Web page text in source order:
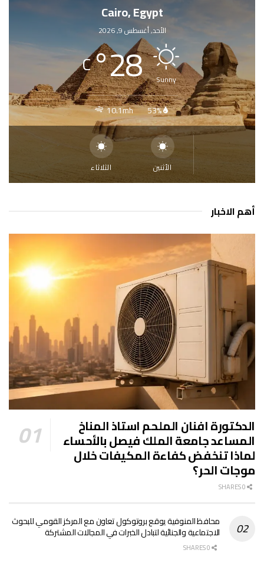
Cairo, Egypt
الأحد, أغسطس 9, 2026
Sunny
28
°
C
53%
10.1mh
الأثنين الثلاثاء
أهم الاخبار
الدكتورة افنان الملحم استاذ المناخ
المساعد جامعة الملك فيصل بالأحساء
لماذا تنخفض كفاءة المكيفات خلال
موجات الحر؟
محافظ المنوفية يوقع بروتوكول تعاون مع المركز القومي للبحوث
الاجتماعية والجنائية لتبادل الخبرات في المجالات المشتركة